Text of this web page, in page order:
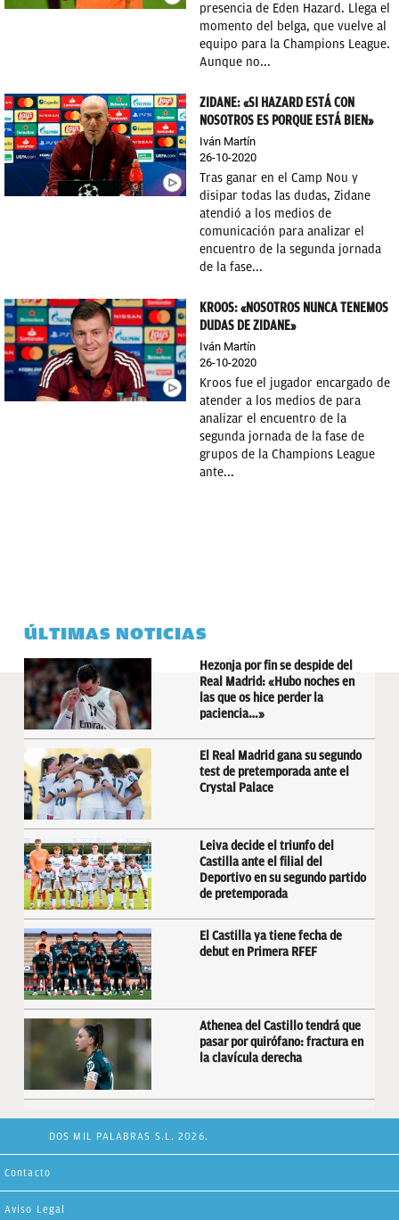
presencia de Eden Hazard. Llega el
momento del belga, que vuelve al
equipo para la Champions League.
Aunque no...
ZIDANE: «SI HAZARD ESTÁ CON
NOSOTROS ES PORQUE ESTÁ BIEN»
Iván Martín
26-10-2020
Tras ganar en el Camp Nou y
disipar todas las dudas, Zidane
atendió a los medios de
comunicación para analizar el
encuentro de la segunda jornada
de la fase...
KROOS: «NOSOTROS NUNCA TENEMOS
DUDAS DE ZIDANE»
Iván Martín
26-10-2020
Kroos fue el jugador encargado de
atender a los medios de para
analizar el encuentro de la
segunda jornada de la fase de
grupos de la Champions League
ante...
ÚLTIMAS NOTICIAS
Hezonja por fin se despide del
Real Madrid: «Hubo noches en
las que os hice perder la
paciencia…»
El Real Madrid gana su segundo
test de pretemporada ante el
Crystal Palace
Leiva decide el triunfo del
Castilla ante el filial del
Deportivo en su segundo partido
de pretemporada
El Castilla ya tiene fecha de
debut en Primera RFEF
Athenea del Castillo tendrá que
pasar por quirófano: fractura en
la clavícula derecha
DOS MIL PALABRAS S.L. 2026.
Contacto
Aviso Legal